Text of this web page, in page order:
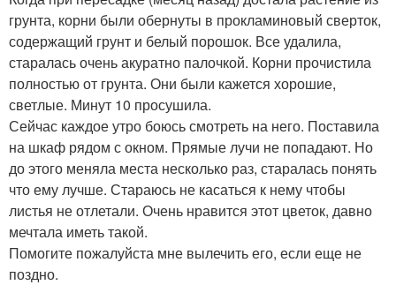
грунта, корни были обернуты в прокламиновый сверток,
содержащий грунт и белый порошок. Все удалила,
старалась очень акуратно палочкой. Корни прочистила
полностью от грунта. Они были кажется хорошие,
светлые. Минут 10 просушила.
Сейчас каждое утро боюсь смотреть на него. Поставила
на шкаф рядом с окном. Прямые лучи не попадают. Но
до этого меняла места несколько раз, старалась понять
что ему лучше. Стараюсь не касаться к нему чтобы
листья не отлетали. Очень нравится этот цветок, давно
мечтала иметь такой.
Помогите пожалуйста мне вылечить его, если еще не
поздно.